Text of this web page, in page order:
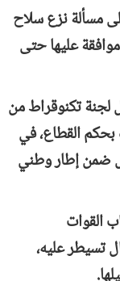
مسألة نزع سلاح
عليها حتى
تكنوقراط من
بحكم القطاع، في
ضمن إطار وطني
القوات
تسيطر عليه،